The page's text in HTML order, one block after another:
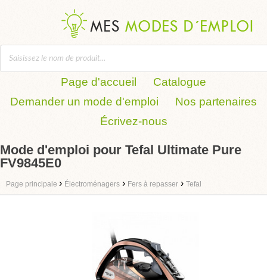
Page d'accueil
Catalogue
Demander un mode d'emploi
Nos partenaires
Écrivez-nous
Mode d'emploi pour Tefal Ultimate Pure
FV9845E0
Page principale › Électroménagers › Fers à repasser › Tefal